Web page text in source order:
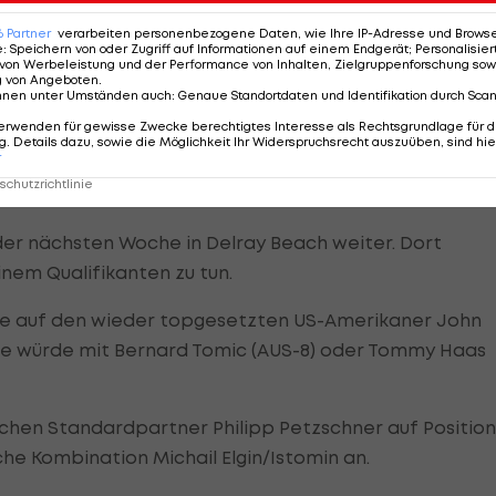
"Ich muss Milos zu zwei unglaublichen Wochen
Tag gewinnen."
Seuchenjahr 2011 noch in guter
Probleme. Deshalb will ich mich vor allem bei
meinem Trainer-Team bedanken."
nächsten Woche in Delray Beach weiter. Dort
Qualifikanten zu tun.
auf den wieder topgesetzten US-Amerikaner John
mit Bernard Tomic (AUS-8) oder Tommy Haas
Standardpartner Philipp Petzschner auf Position
Kombination Michail Elgin/Istomin an.
Partner verarbeiten personenbezogene Daten, wie Ihre IP-Adresse und
: Speichern von oder Zugriff auf Informationen auf einem Endgerät;
Werbeleistung und der Performance von Inhalten, Zielgruppenforschung
von Angeboten
unter Umständen auch: Genaue Standortdaten und Identifikation durch
für gewisse Zwecke berechtigtes Interesse als Rechtsgrundlage für
Details dazu, sowie die Möglichkeit Ihr Widerspruchsrecht auszuüben, sind